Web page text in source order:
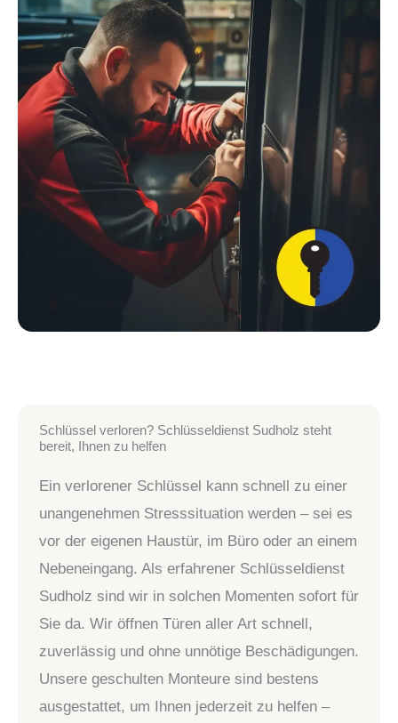
Schlüssel verloren? Schlüsseldienst Sudholz steht
bereit, Ihnen zu helfen
Ein verlorener Schlüssel kann schnell zu einer
unangenehmen Stresssituation werden – sei es
vor der eigenen Haustür, im Büro oder an einem
Nebeneingang. Als erfahrener Schlüsseldienst
Sudholz sind wir in solchen Momenten sofort für
Sie da. Wir öffnen Türen aller Art schnell,
zuverlässig und ohne unnötige Beschädigungen.
Unsere geschulten Monteure sind bestens
ausgestattet, um Ihnen jederzeit zu helfen –